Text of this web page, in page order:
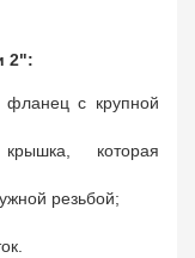
2":
с крупной
которая
резьбой;